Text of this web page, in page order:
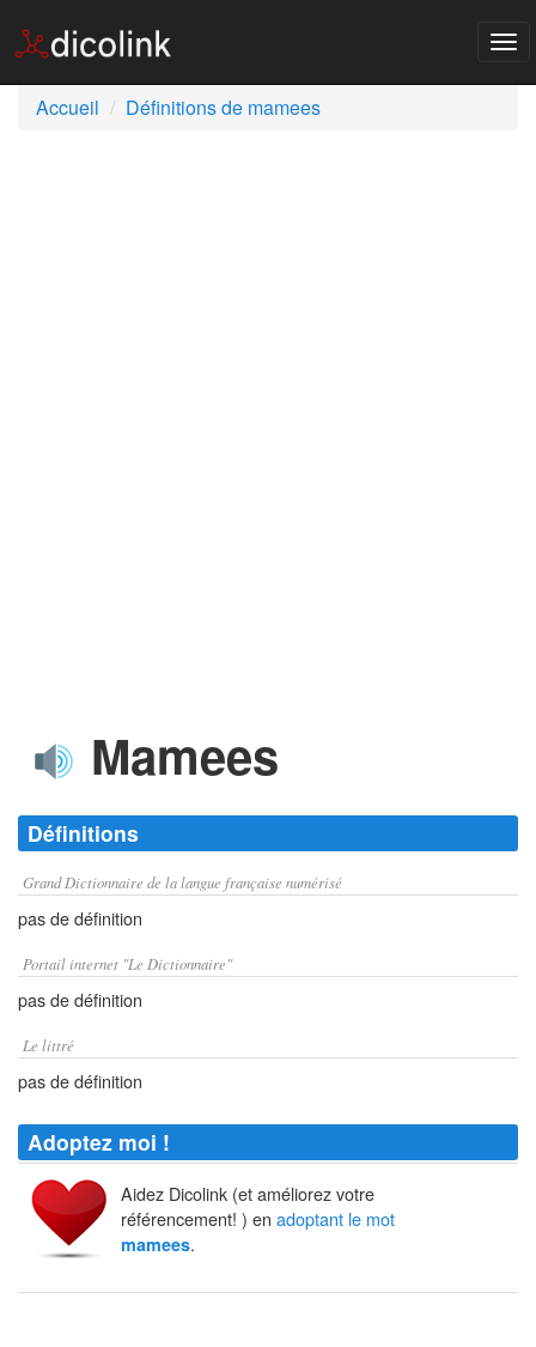
Accueil
Définitions de mamees
Mamees
Définitions
Grand Dictionnaire de la langue française numérisé
pas de définition
Portail internet "Le Dictionnaire"
pas de définition
Le littré
pas de définition
Adoptez moi !
Aidez Dicolink (et améliorez votre
référencement! ) en adoptant le mot
mamees.